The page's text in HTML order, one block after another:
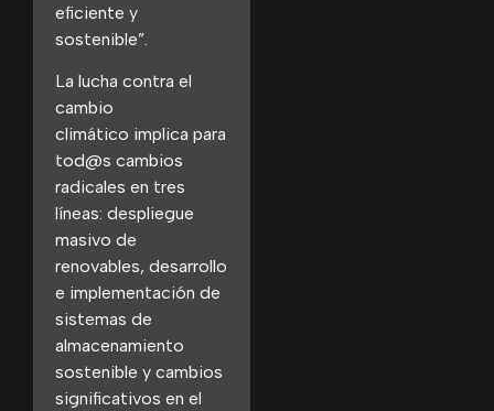
eficiente y
sostenible”.
La lucha contra el
cambio
climático implica para
tod@s cambios
radicales en tres
líneas: despliegue
masivo de
renovables, desarrollo
e implementación de
sistemas de
almacenamiento
sostenible y cambios
significativos en el